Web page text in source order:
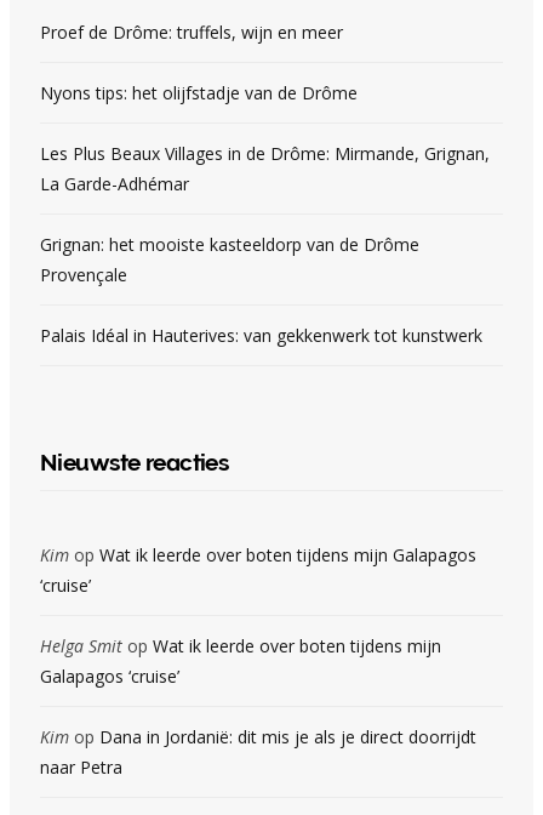
Proef de Drôme: truffels, wijn en meer
Nyons tips: het olijfstadje van de Drôme
Les Plus Beaux Villages in de Drôme: Mirmande, Grignan,
La Garde-Adhémar
Grignan: het mooiste kasteeldorp van de Drôme
Provençale
Palais Idéal in Hauterives: van gekkenwerk tot kunstwerk
Nieuwste reacties
Kim op Wat ik leerde over boten tijdens mijn Galapagos
‘cruise’
Helga Smit op Wat ik leerde over boten tijdens mijn
Galapagos ‘cruise’
Kim op Dana in Jordanië: dit mis je als je direct doorrijdt
naar Petra